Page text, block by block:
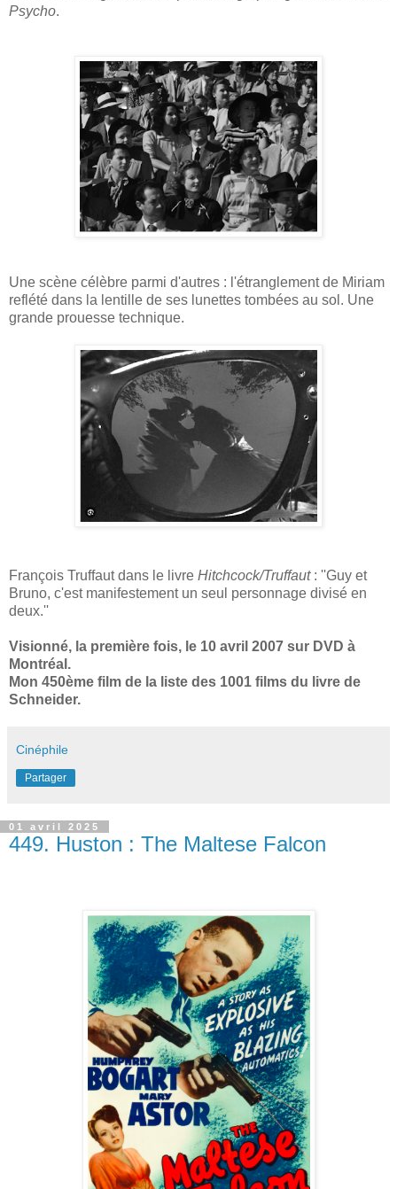
Psycho.
Une scène célèbre parmi d'autres : l'étranglement de Miriam
reflété dans la lentille de ses lunettes tombées au sol. Une
grande prouesse technique.
François Truffaut dans le livre Hitchcock/Truffaut: ''Guy et
Bruno, c'est manifestement un seul personnage divisé en
deux.''
Visionné, la première fois, le 10 avril 2007 sur DVD à
Montréal.
Mon 450ème film de la liste des 1001 films du livre de
Schneider.
Cinéphile
Partager
01 avril 2025
449. Huston : The Maltese Falcon